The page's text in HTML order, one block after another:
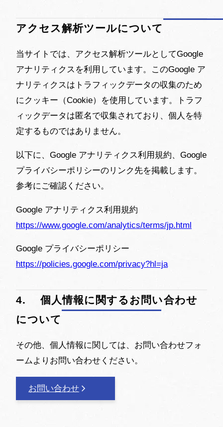
アクセス解析ツールについて
当サイトでは、アクセス解析ツールとしてGoogle
アナリティクスを利用しています。このGoogle ア
ナリティクスはトラフィックデータの収集のため
にクッキー（Cookie）を使用しています。トラフ
ィックデータは匿名で収集されており、個人を特
定するものではありません。
以下に、Google アナリティクス利用規約、Google
プライバシーポリシーのリンク先を掲載します。
参考にご確認ください。
Google アナリティクス利用規約
https://www.google.com/analytics/terms/jp.html
Google プライバシーポリシー
https://policies.google.com/privacy?hl=ja
4. 個人情報に関するお問い合わせ
について
その他、個人情報に関しては、お問い合わせフォ
ームよりお問い合わせください。
お問い合わせ